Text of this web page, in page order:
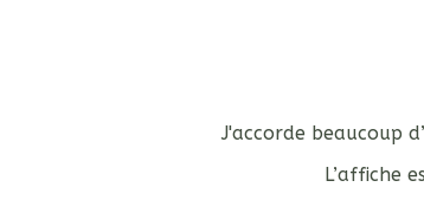
J'accorde beaucoup
L’affiche